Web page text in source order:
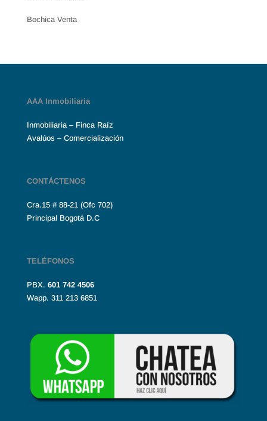
Bochica Venta
AAA Inmobiliaria
Inmobiliaria – Finca Raíz
Avalúos – Comercialización
CONTÁCTENOS
Cra.15 # 88-21 (Ofc 702)
Principal Bogotá D.C
TELÉFONOS
PBX. 601 742 4506
Wapp. 311 213 6851